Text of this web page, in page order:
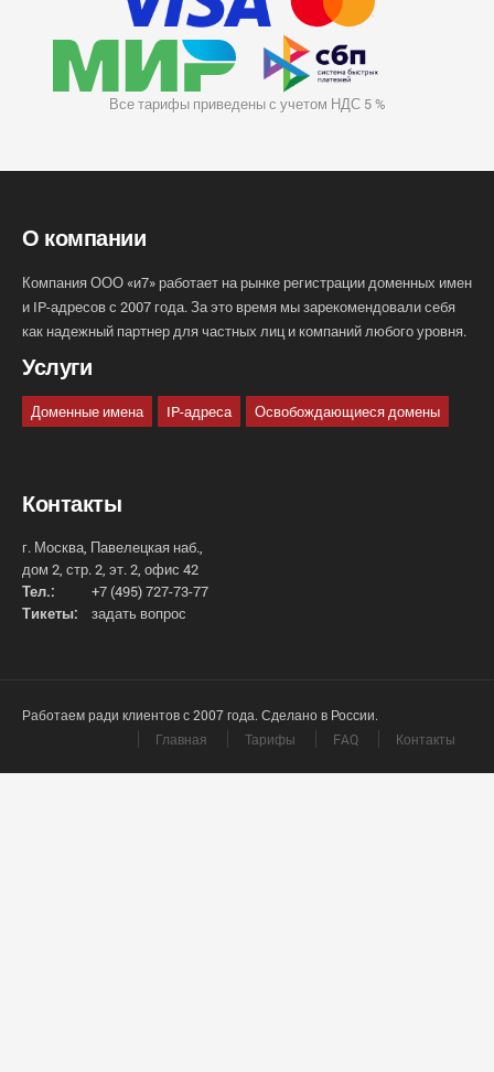
Все тарифы приведены с учетом НДС 5 %
О компании
Компания ООО «и7» работает на рынке регистрации доменных имен
и IP-адресов с 2007 года. За это время мы зарекомендовали себя
как надежный партнер для частных лиц и компаний любого уровня.
Услуги
Доменные имена IP-адреса Освобождающиеся домены
Контакты
г. Москва, Павелецкая наб.,
дом 2, стр. 2, эт. 2, офис 42
Тел.:
+7 (495) 727-73-77
Тикеты:
задать вопрос
Работаем ради клиентов с 2007 года. Сделано в России.
Главная
Тарифы FAQ Контакты